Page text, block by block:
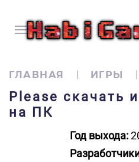
ГЛАВНАЯ ИГРЫ
Please скачать
на ПК
Год выхода: